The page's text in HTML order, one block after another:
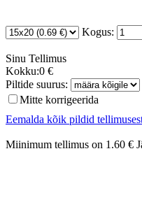
Kogus:
Sinu Tellimus
Kokku:0 €
Piltide suurus:
Mitte korrigeerida
Eemalda kõik pildid
Miinimum tellimus on 1.60 €